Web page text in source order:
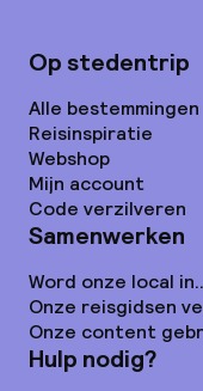
Op stedentrip
Alle bestemmingen
Reisinspiratie
Webshop
Mijn account
Code verzilveren
Samenwerken
Word onze local
Onze reisgidsen
Onze content
Hulp nodig?